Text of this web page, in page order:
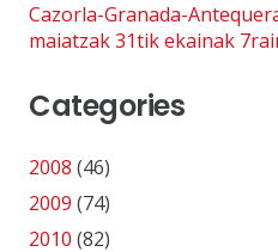
Cazorla-Granada-
maiatzak 31tik ekainak
Categories
2008 (46)
2009 (74)
2010 (82)